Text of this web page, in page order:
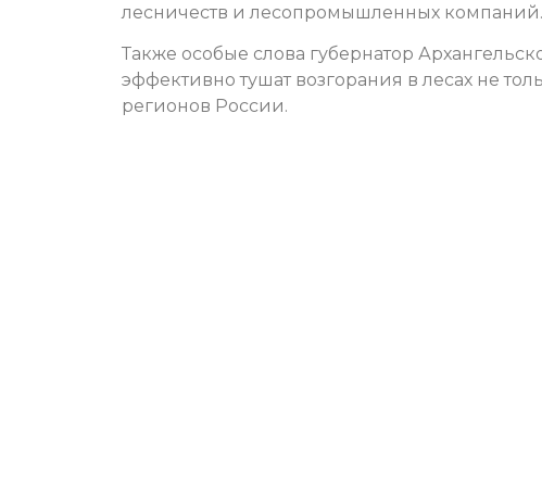
лесничеств и лесопромышленных компаний.
Также особые слова губернатор
эффективно тушат возгорания в лесах не
регионов России.